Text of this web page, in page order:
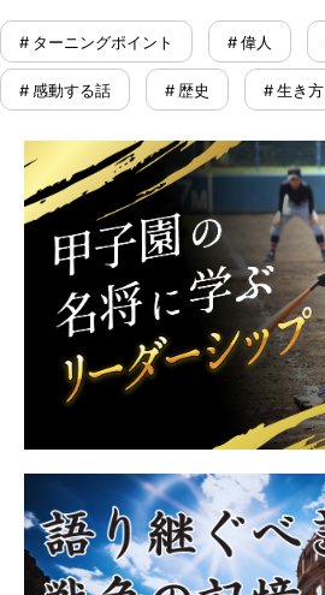
# ターニングポイント # 偉人
# 感動する話 # 歴史 # 生き方